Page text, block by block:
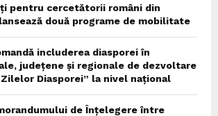
pentru cercetătorii români din
două programe de mobilitate
includerea diasporei în
județene și regionale de dezvoltare
Diasporei” la nivel național
de Înțelegere între